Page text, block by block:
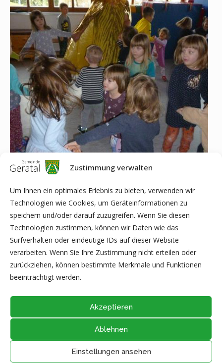
Zustimmung verwalten
Um Ihnen ein optimales Erlebnis zu bieten, verwenden wir
Technologien wie Cookies, um Geräteinformationen zu
speichern und/oder darauf zuzugreifen. Wenn Sie diesen
Technologien zustimmen, können wir Daten wie das
Surfverhalten oder eindeutige IDs auf dieser Website
verarbeiten. Wenn Sie Ihre Zustimmung nicht erteilen oder
zurückziehen, können bestimmte Merkmale und Funktionen
beeinträchtigt werden.
Akzeptieren
Ablehnen
Einstellungen ansehen
Quelle: Kindergarten „Regenbogen“ Geraberg
@2026 - Alle Rechte vorbehalten durchGemeinde Geratal
DATENSCHUTZ|Thüringer Transparenzportal